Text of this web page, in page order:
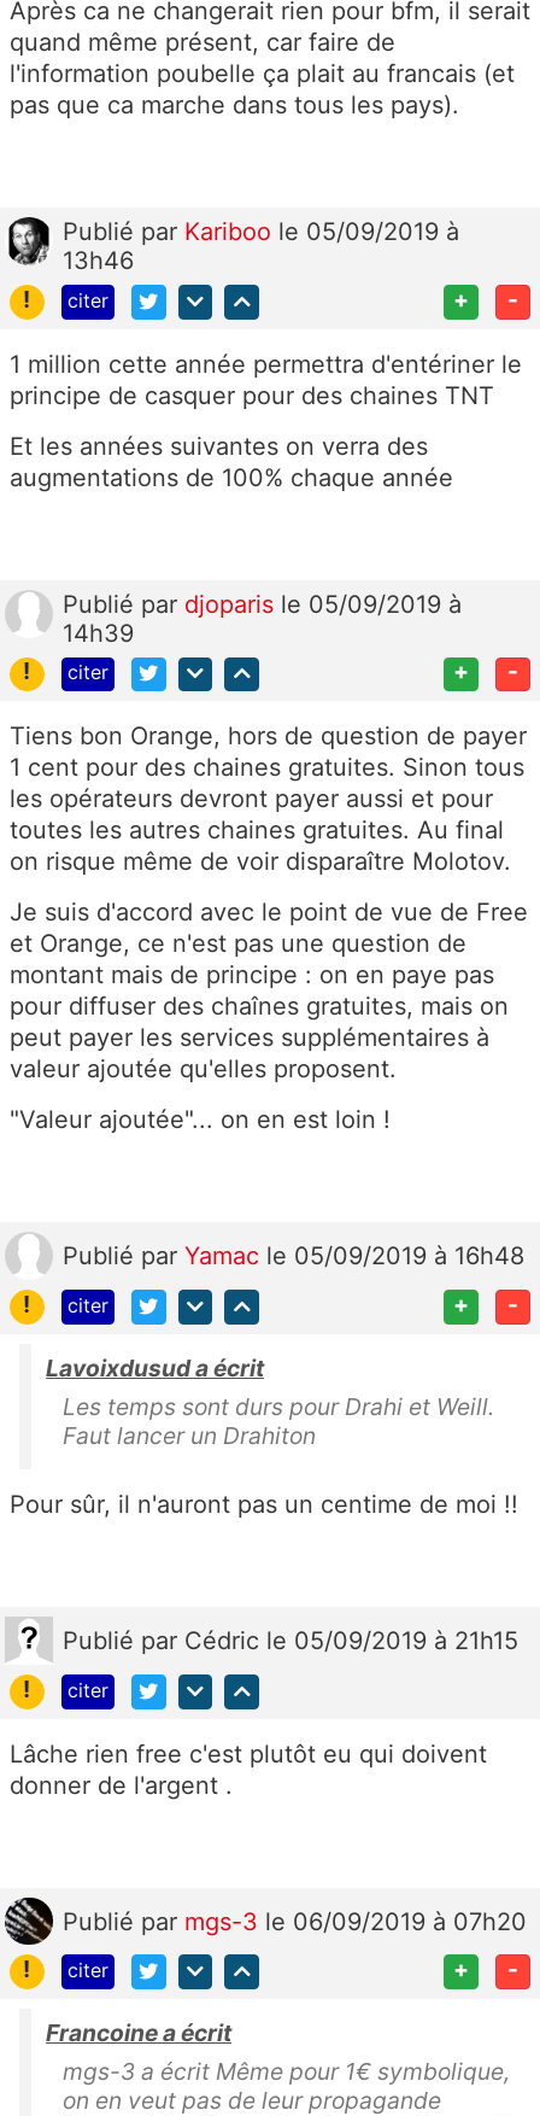
Après ca ne changerait rien pour bfm, il serait
quand même présent, car faire de
l'information poubelle ça plait au francais (et
pas que ca marche dans tous les pays).
Publié par Kariboo le 05/09/2019 à
13h46
!
citer + -
1 million cette année permettra d'entériner le
principe de casquer pour des chaines TNT
Et les années suivantes on verra des
augmentations de 100% chaque année
Publié par djoparis le 05/09/2019 à
14h39
!
citer + -
Tiens bon Orange, hors de question de payer
1 cent pour des chaines gratuites. Sinon tous
les opérateurs devront payer aussi et pour
toutes les autres chaines gratuites. Au final
on risque même de voir disparaître Molotov.
Je suis d'accord avec le point de vue de Free
et Orange, ce n'est pas une question de
montant mais de principe : on en paye pas
pour diffuser des chaînes gratuites, mais on
peut payer les services supplémentaires à
valeur ajoutée qu'elles proposent.
"Valeur ajoutée"... on en est loin !
Publié par Yamac le 05/09/2019 à 16h48
!
citer + -
Lavoixdusud a écrit
Les temps sont durs pour Drahi et Weill.
Faut lancer un Drahiton
Pour sûr, il n'auront pas un centime de moi !!
Publié par Cédric le 05/09/2019 à 21h15
!
citer
Lâche rien free c'est plutôt eu qui doivent
donner de l'argent .
Publié par mgs-3 le 06/09/2019 à 07h20
!
citer + -
Francoine a écrit
mgs-3 a écrit Même pour 1€ symbolique,
on en veut pas de leur propagande